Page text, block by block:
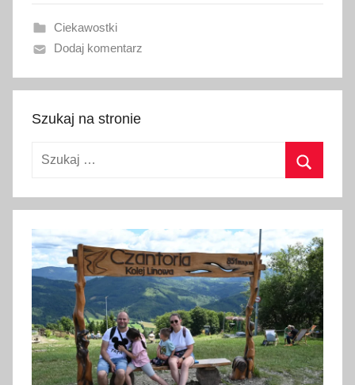
n
o
3
l
g
2
0
2
Ciekawostki
Dodaj komentarz
Szukaj na stronie
Szukaj: